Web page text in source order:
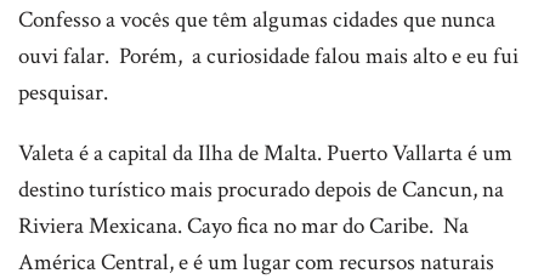
Confesso a vocês que têm algumas cidades que nunca
ouvi falar. Porém, a curiosidade falou mais alto e eu fui
pesquisar.
Valeta é a capital da Ilha de Malta. Puerto Vallarta é um
destino turístico mais procurado depois de Cancun, na
Riviera Mexicana. Cayo fica no mar do Caribe. Na
América Central, e é um lugar com recursos naturais